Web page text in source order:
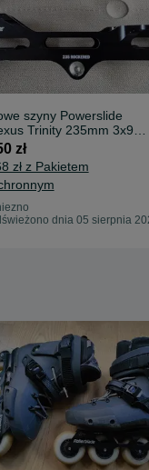
szyny Powerslide
Trinity 235mm 3x90
lotnicze CNC
flat/rocker
zł
zł z Pakietem
dnia 05 sierpnia